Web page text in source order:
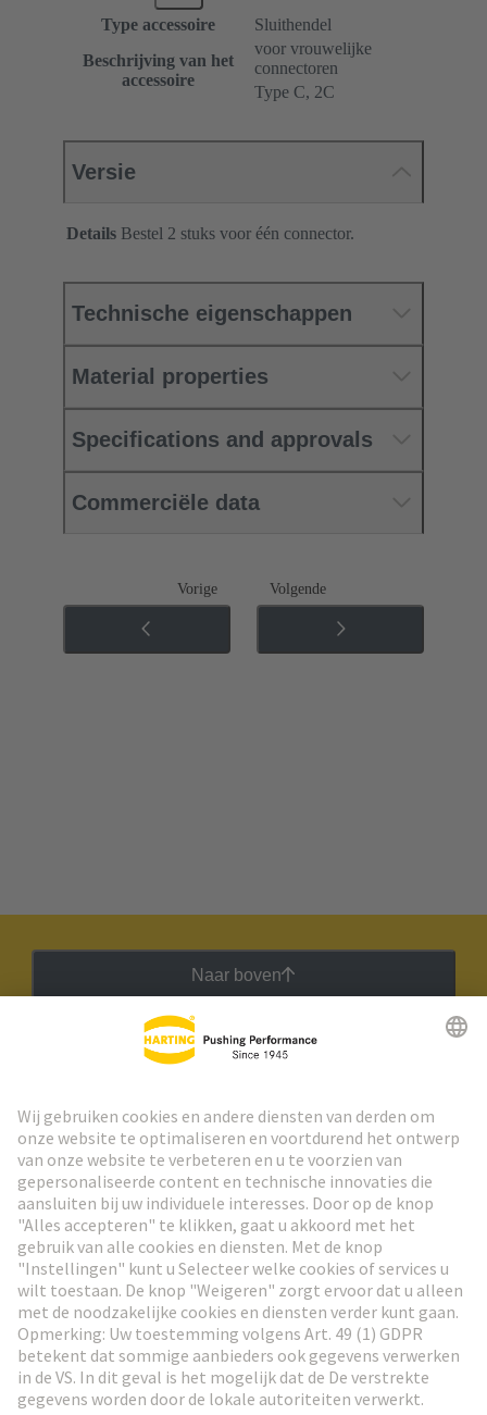
Type accessoire
Sluithendel
Beschrijving van het
accessoire
voor vrouwelijke
connectoren
Type C, 2C
Versie
Details Bestel 2 stuks voor één connector.
Technische eigenschappen
Material properties
Specifications and approvals
Commerciële data
Vorige Volgende
Naar boven
Ga naar registratie
Social Media